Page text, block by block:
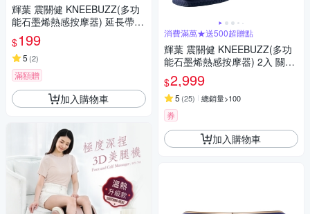
輝葉 震關健 KNEEBUZZ(多功
能石墨烯熱感按摩器) 延長帶-H
Y-762-BU-001
$199
5 (2)
滿額贈
加入購物車
消費滿萬★送500超贈點
輝葉 震關健 KNEEBUZZ(多功
能石墨烯熱感按摩器) 2入 關節
按摩 膝蓋按摩 HY-762
$2,999
5 (25) 總銷量>100
券
加入購物車